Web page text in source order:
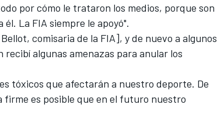
por cómo le trataron los medios, porque son
La FIA siempre le apoyó".
comisaria de la FIA], y de nuevo a algunos
algunas amenazas para anular los
tóxicos que afectarán a nuestro deporte. De
es posible que en el futuro nuestro